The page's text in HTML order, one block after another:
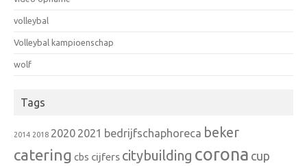
volleybal
Volleybal kampioenschap
wolf
Tags
2014 2018 2020 2021 bedrijfschaphoreca beker
catering cbs cijfers citybuilding corona cup